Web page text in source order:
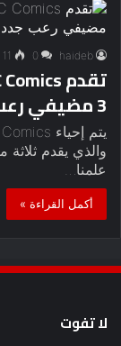
haideb
0
11
3 مضيفي رعب جدد
والذي يقدم
علمنا…
أكمل القراءة »
لا تفوت